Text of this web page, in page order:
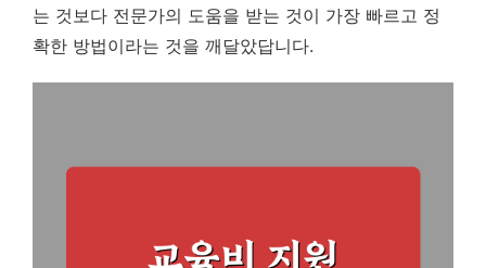
는 것보다 전문가의 도움을 받는 것이 가장 빠르고 정
확한 방법이라는 것을 깨달았답니다.